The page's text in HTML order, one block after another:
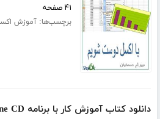
۴۱ صفحه
برچسب‌ها:آموزش
دانلود کتاب آموزش کار با برنامه Clone CD